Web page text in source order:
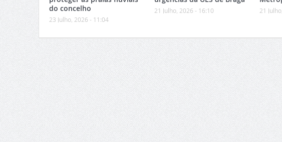
do concelho
23 Julho, 2026 - 11:04
21 Julho, 2026 - 16:10 21